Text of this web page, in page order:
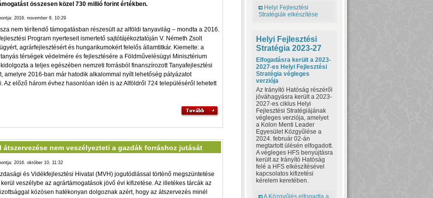
összesen közel 730 millió forint értékben.
2016. november 8. 10:29
nem térítendő támogatásban részesült az alföldi tanyavilág – mondta a 2016.
Program nyerteseit ismertető sajtótájékoztatóján V. Németh Zsolt
agrárfejlesztésért és hungarikumokért felelős államtitkár. Kiemelte: a
térségek védelmére és fejlesztésére a Földművelésügyi Minisztérium
a teljes egészében nemzeti forrásból finanszírozott Tanyafejlesztési
amelyre 2016-ban már hatodik alkalommal nyílt lehetőség pályázatot
Az előző három évhez hasonlóan idén is az Alföldről 724 településéről lehetett
átszervezése nem veszélyezteti a gazdák forráshoz jutását
2016. október 10. 11:32
és Vidékfejlesztési Hivatal (MVH) jogutódlással történő megszüntetése
veszélybe az agrártámogatások jövő évi kifizetése. Az illetékes tárcák az
közösen hatékonyan dolgoznak azért, hogy az átszervezés minél
Helyi Fejlesztési
Stratégiák elkészítése
Helyi Fejlesztési
Stratégia 2023-27
Elfogadásra került a 2023-
2027-es Helyi Fejlesztési
Stratégia végleges
verziója
Az Irányító Hatóság részéről
jóváhagyásra került a 2023-
2027-es ciklus Helyi
Fejlesztési Stratégiájának
végleges verziója, amelyet
a Kolon Menti Leader
Egyesület Közgyűlése a
2024. február 02-án
megtartott ülésén elfogadott.
A végleges HFS benyújtásra
került az Irányító Hatóság
felé a HFS elkészítésével
kapcsolatos kifizetési
kérelem keretében.
A Közgyűlés elfogadta a